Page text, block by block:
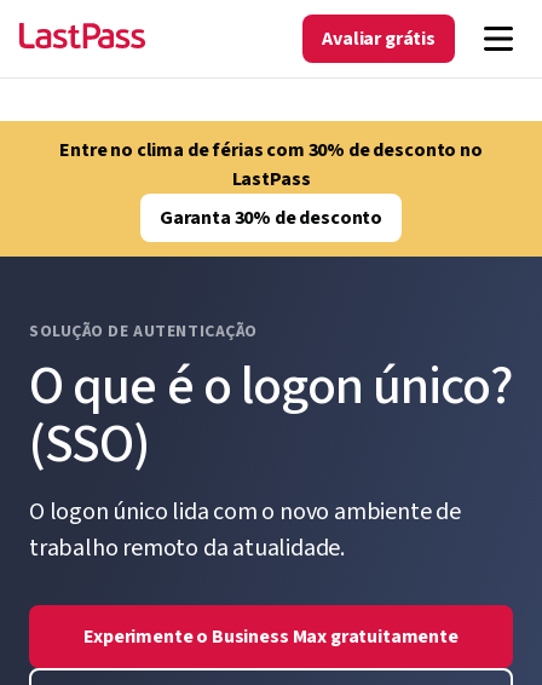
Avaliar grátis
Entre no clima de férias com 30% de desconto no
LastPass
Garanta 30% de desconto
SOLUÇÃO DE AUTENTICAÇÃO
O que é o logon único?
(SSO)
O logon único lida com o novo ambiente de
trabalho remoto da atualidade.
Experimente o Business Max gratuitamente